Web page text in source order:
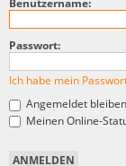
Benutzername:
Passwort:
Ich habe mein
Angemeldet bleiben
Meinen Online-